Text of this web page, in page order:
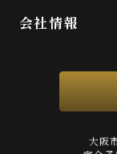
会社情報
大阪